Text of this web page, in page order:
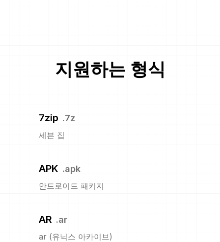
지원하는 형식
7zip .7z
세븐 집
APK .apk
안드로이드 패키지
AR .ar
ar (유닉스 아카이브)